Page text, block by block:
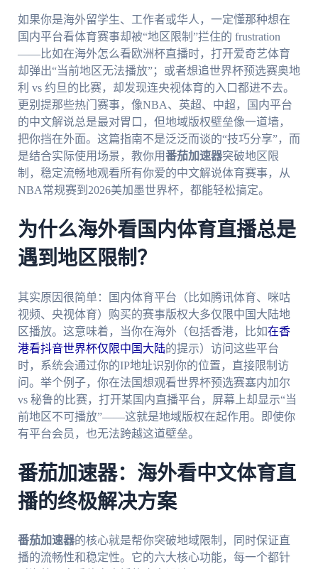
如果你是海外留学生、工作者或华人，一定懂那种想在
国内平台看体育赛事却被“地区限制”拦住的 frustration
——比如在海外怎么看欧洲杯直播时，打开爱奇艺体育
却弹出“当前地区无法播放”；或者想追世界杯预选赛奥地
利 vs 约旦的比赛，却发现连央视体育的入口都进不去。
更别提那些热门赛事，像NBA、英超、中超，国内平台
的中文解说总是最对胃口，但地域版权壁垒像一道墙，
把你挡在外面。这篇指南不是泛泛而谈的“技巧分享”，而
是结合实际使用场景，教你用番茄加速器突破地区限
制，稳定流畅地观看所有你爱的中文解说体育赛事，从
NBA常规赛到2026美加墨世界杯，都能轻松搞定。
为什么海外看国内体育直播总是
遇到地区限制？
其实原因很简单：国内体育平台（比如腾讯体育、咪咕
视频、央视体育）购买的赛事版权大多仅限中国大陆地
区播放。这意味着，当你在海外（包括香港，比如在香
港看抖音世界杯仅限中国大陆的提示）访问这些平台
时，系统会通过你的IP地址识别你的位置，直接限制访
问。举个例子，你在法国想观看世界杯预选赛塞内加尔
vs 秘鲁的比赛，打开某国内直播平台，屏幕上却显示“当
前地区不可播放”——这就是地域版权在起作用。即使你
有平台会员，也无法跨越这道壁垒。
番茄加速器：海外看中文体育直
播的终极解决方案
番茄加速器的核心就是帮你突破地域限制，同时保证直
播的流畅性和稳定性。它的六大核心功能，每一个都针